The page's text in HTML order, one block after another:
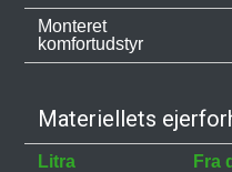
Monteret
komfortudstyr
Materiellets
Litra Fra